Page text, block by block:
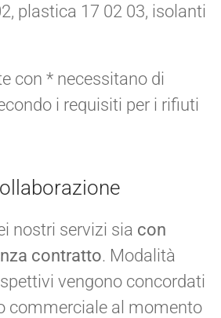
plastica 17 02 03, isolanti
con * necessitano di
i requisiti per i rifiuti
nostri servizi sia con
contratto. Modalità
vengono concordati
commerciale al momento